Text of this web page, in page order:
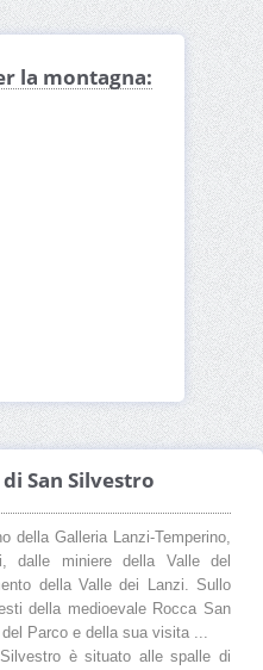
la montagna:
San Silvestro
della Galleria Lanzi-Temperino,
dalle miniere della Valle del
della Valle dei Lanzi. Sullo
della medioevale Rocca San
Parco e della sua visita ...
è situato alle spalle di